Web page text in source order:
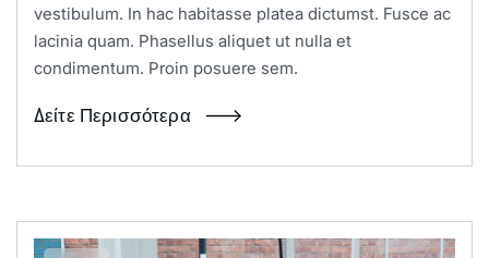
vestibulum. In hac habitasse platea dictumst. Fusce ac
lacinia quam. Phasellus aliquet ut nulla et
condimentum. Proin posuere sem.
Δείτε Περισσότερα